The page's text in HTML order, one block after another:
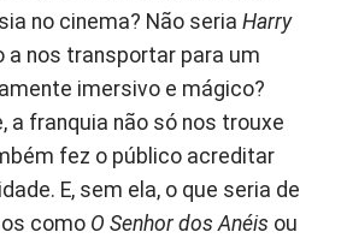
no cinema? Não seriaHarry
a nos transportar para um
imersivo e mágico?
a franquia não só nos trouxe
fez o público acreditar
E, sem ela, o que seria de
como O Senhor dos Anéis ou